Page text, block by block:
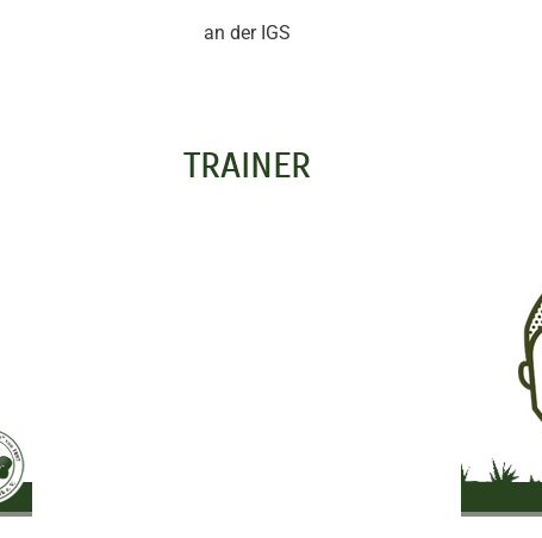
an der IGS
TRAINER